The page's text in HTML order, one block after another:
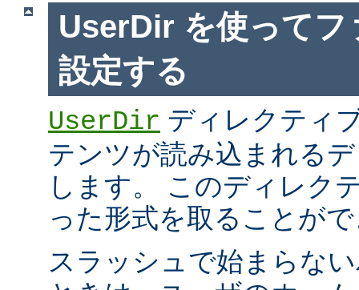
UserDir を使ってフ
設定する
UserDir ディレクティ
テンツが読み込まれる
します。 このディレク
った形式を取ることが
スラッシュで始まらな